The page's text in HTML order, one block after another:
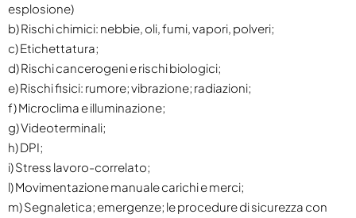
esplosione)
b) Rischi chimici: nebbie, oli, fumi, vapori, polveri;
c) Etichettatura;
d) Rischi cancerogeni e rischi biologici;
e) Rischi fisici: rumore; vibrazione; radiazioni;
f) Microclima e illuminazione;
g) Videoterminali;
h) DPI;
i) Stress lavoro-correlato;
l) Movimentazione manuale carichi e merci;
m) Segnaletica; emergenze; le procedure di sicurezza con